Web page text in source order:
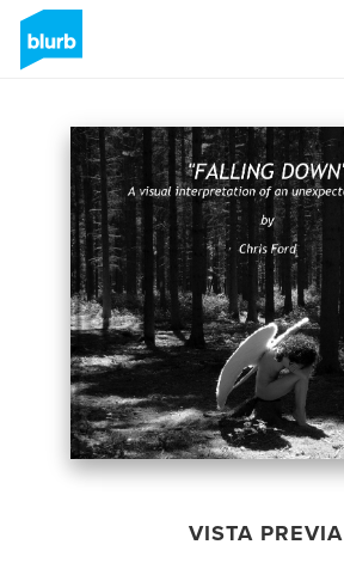
VISTA PREVIA